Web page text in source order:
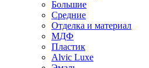
Большие
Средние
Отделка и материал
МДФ
Пластик
Alvic Luxe